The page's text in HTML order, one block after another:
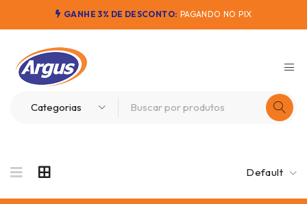
GANHE 3% DE DESCONTO: PAGANDO NO PIX
Default